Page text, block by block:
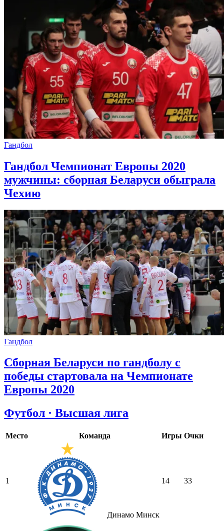
Гандбол
Гандбол Чемпионат Европы 2020
мужчины: сборная Беларуси обыграла
Чехию
Гандбол
Сборная Беларуси по гандболу с
победы стартовала на Чемпионате
Европы 2020
Футбол · Высшая лига
Место Команда Игры Очки
1
Динамо Минск
14 33